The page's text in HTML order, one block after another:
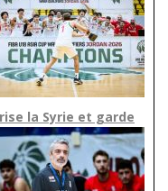
la Syrie et garde